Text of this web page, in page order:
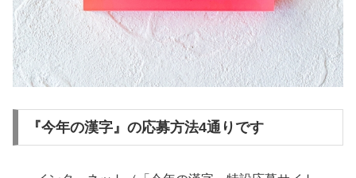
『今年の漢字』の応募方法4通りです